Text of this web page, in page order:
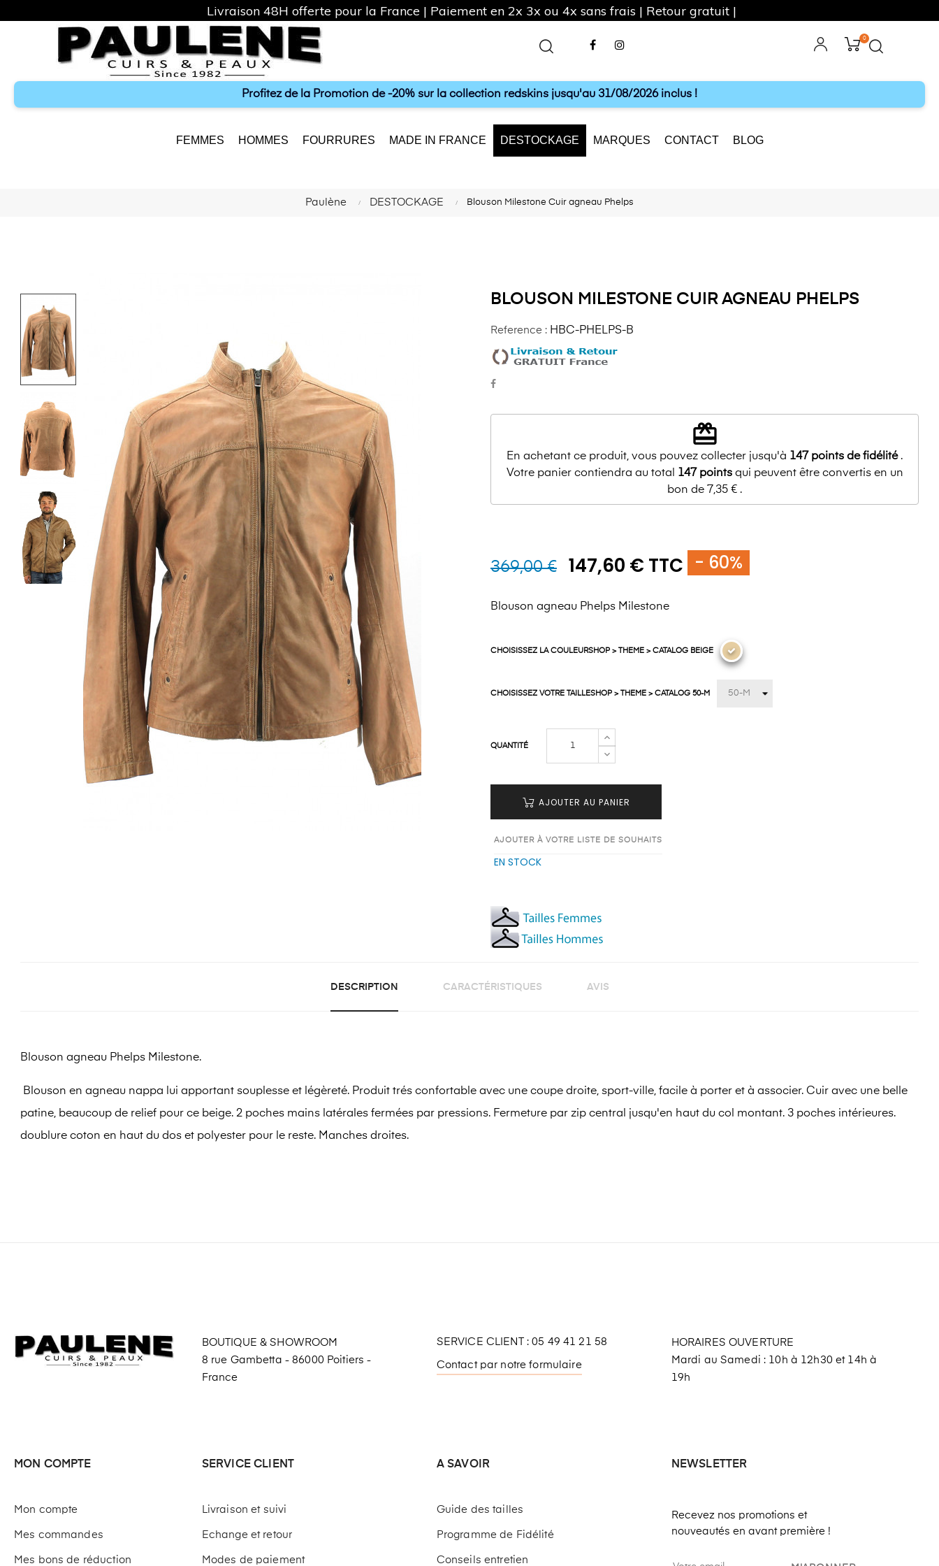
Facebook
0
Profitez de la Promotion de -20% sur la collection redskins jusqu'au 31/08/2026 inclus !
FEMMES HOMMES FOURRURES MADE IN FRANCE DESTOCKAGE MARQUES CONTACT BLOG
Paulène DESTOCKAGE Blouson Milestone Cuir agneau Phelps
BLOUSON MILESTONE CUIR AGNEAU PHELPS
Reference : HBC-PHELPS-B
redeem
En achetant ce produit, vous pouvez collecter jusqu'à 147 points de fidélité.
Votre panier contiendra au total 147pointsqui peuvent être convertis en un
bon de 7,35 € .
369,00 € 147,60 € TTC - 60%
Blouson agneau Phelps Milestone
CHOISISSEZ LA COULEURSHOP > THEME > CATALOG BEIGE
CHOISISSEZ VOTRE TAILLESHOP > THEME > CATALOG 50-M
QUANTITÉ
AJOUTER AU PANIER
AJOUTER À VOTRE LISTE DE SOUHAITS
EN STOCK
DESCRIPTION CARACTÉRISTIQUES AVIS
Blouson agneau Phelps Milestone.
Blouson en agneau nappa lui apportant souplesse et légèreté. Produit trés confortable avec une coupe droite, sport-ville, facile à porter et à associer. Cuir avec une belle
patine, beaucoup de relief pour ce beige. 2 poches mains latérales fermées par pressions. Fermeture par zip central jusqu'en haut du col montant. 3 poches intérieures.
doublure coton en haut du dos et polyester pour le reste. Manches droites.
BOUTIQUE & SHOWROOM
8 rue Gambetta - 86000 Poitiers -
France
SERVICE CLIENT : 05 49 41 21 58
Contact par notre formulaire
HORAIRES OUVERTURE
Mardi au Samedi : 10h à 12h30 et 14h à
19h
MON COMPTE
Mon compte
Mes commandes
Mes bons de réduction
SERVICE CLIENT
Livraison et suivi
Echange et retour
Modes de paiement
A SAVOIR
Guide des tailles
Programme de Fidélité
Conseils entretien
NEWSLETTER
Recevez nos promotions et
nouveautés en avant première !
Livraison 48H offerte pour la France | Paiement en 2x 3x ou 4x sans frais | Retour gratuit |